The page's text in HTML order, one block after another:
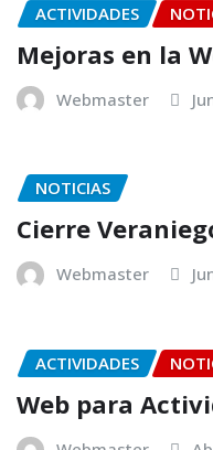
ACTIVIDADES
Mejoras en la
Webmaster
NOTICIAS
Cierre
Webmaster
ACTIVIDADES
Web para